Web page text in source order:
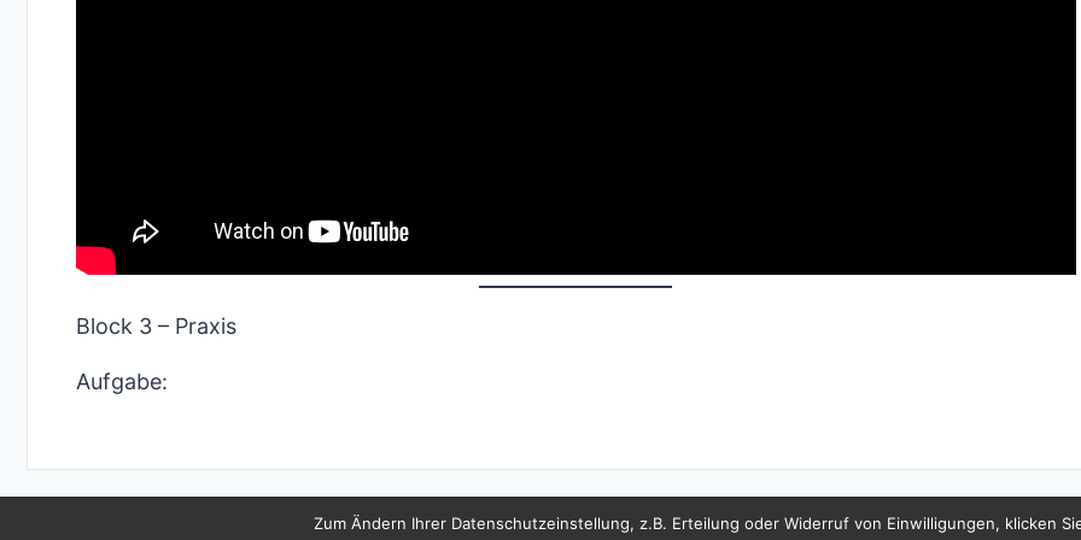
Block 3 – Praxis
Aufgabe:
Zum Ändern Ihrer Datenschutzeinstellung, z.B. Erteilung oder Widerruf von Einwilligungen, klicken